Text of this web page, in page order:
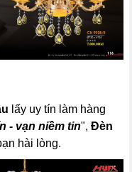
lấy uy tín làm hàng
- vạn niềm tin",Đèn
hài lòng.